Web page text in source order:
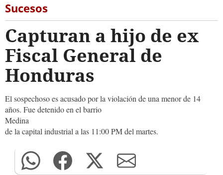
Sucesos
Capturan a hijo de ex
Fiscal General de
Honduras
El sospechoso es acusado por la violación de una menor de 14
años. Fue detenido en el barrio
Medina
de la capital industrial a las 11:00 PM del martes.